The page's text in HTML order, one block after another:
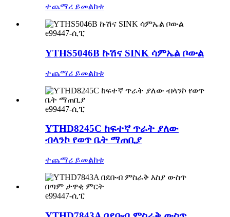
ተጨማሪ ይመልከቱ
e99447-ሲፒ
YTHS5046B ኩሽና SINK ሳምኤል ቦውል
ተጨማሪ ይመልከቱ
e99447-ሲፒ
YTHD8245C ከፍተኛ ጥራት ያለው
ብላንኮ የወጥ ቤት ማጠቢያ
ተጨማሪ ይመልከቱ
e99447-ሲፒ